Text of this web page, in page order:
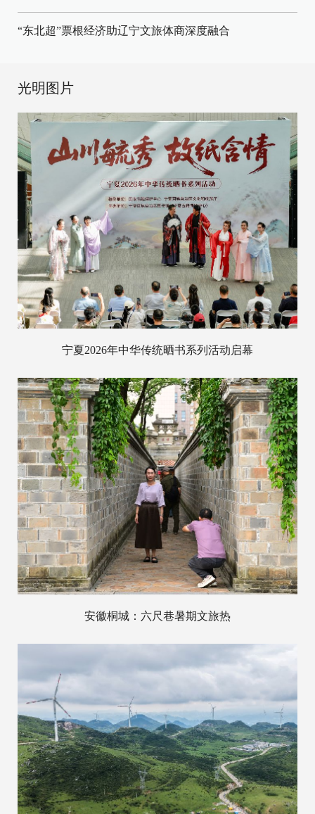
“东北超”票根经济助辽宁文旅体商深度融合
光明图片
宁夏2026年中华传统晒书系列活动启幕
安徽桐城：六尺巷暑期文旅热